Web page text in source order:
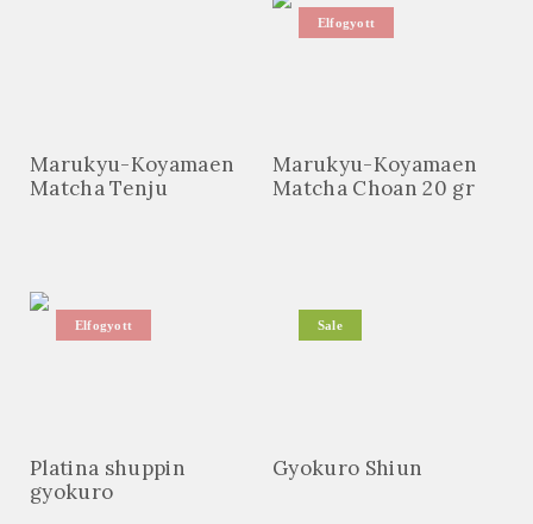
Marukyu-Koyamaen
Matcha Tenju
Elfogyott
Marukyu-Koyamaen
Matcha Choan 20 gr
Elfogyott
Platina shuppin
gyokuro
Sale
Gyokuro Shiun